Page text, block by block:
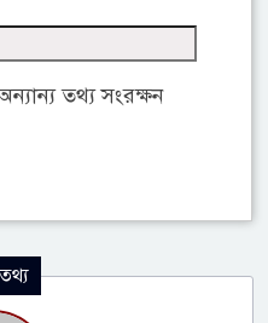
তথ্য সংরক্ষন